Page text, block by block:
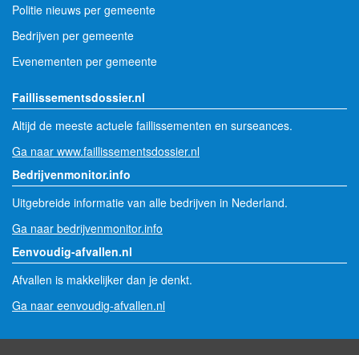
Politie nieuws per gemeente
Bedrijven per gemeente
Evenementen per gemeente
Faillissementsdossier.nl
Altijd de meeste actuele faillissementen en surseances.
Ga naar www.faillissementsdossier.nl
Bedrijvenmonitor.info
Uitgebreide informatie van alle bedrijven in Nederland.
Ga naar bedrijvenmonitor.info
Eenvoudig-afvallen.nl
Afvallen is makkelijker dan je denkt.
Ga naar eenvoudig-afvallen.nl